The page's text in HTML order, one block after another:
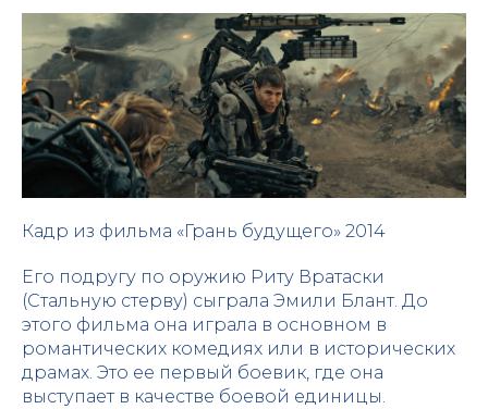
Кадр из фильма «Грань будущего» 2014
Его подругу по оружию Риту Вратаски
(Стальную стерву) сыграла Эмили Блант. До
этого фильма она играла в основном в
романтических комедиях или в исторических
драмах. Это ее первый боевик, где она
выступает в качестве боевой единицы.